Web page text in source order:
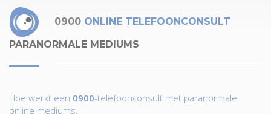
0900 ONLINE TELEFOONCONSULT
PARANORMALE MEDIUMS
Hoe werkt een 0900-telefoonconsult met paranormale
online mediums.